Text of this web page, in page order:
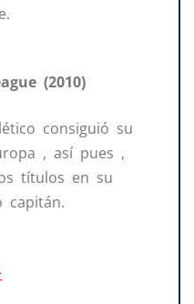
(2010)
consiguió su
, así pues ,
títulos en su
capitán.